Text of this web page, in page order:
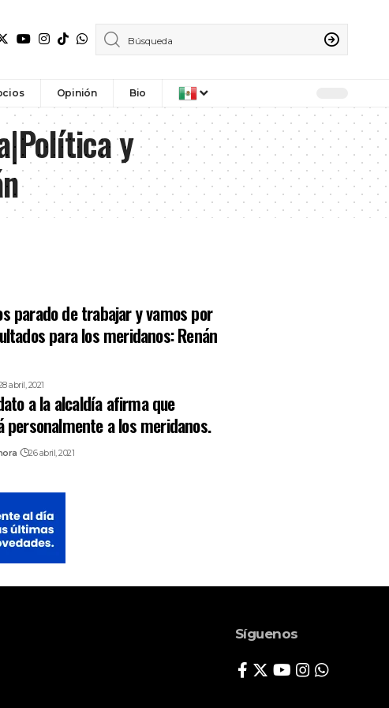
Opinión Bio
y
parado de trabajar y vamos por
para los meridanos: Renán
abril, 2021
a la alcaldía afirma que
personalmente a los meridanos.
26 abril, 2021
Síguenos